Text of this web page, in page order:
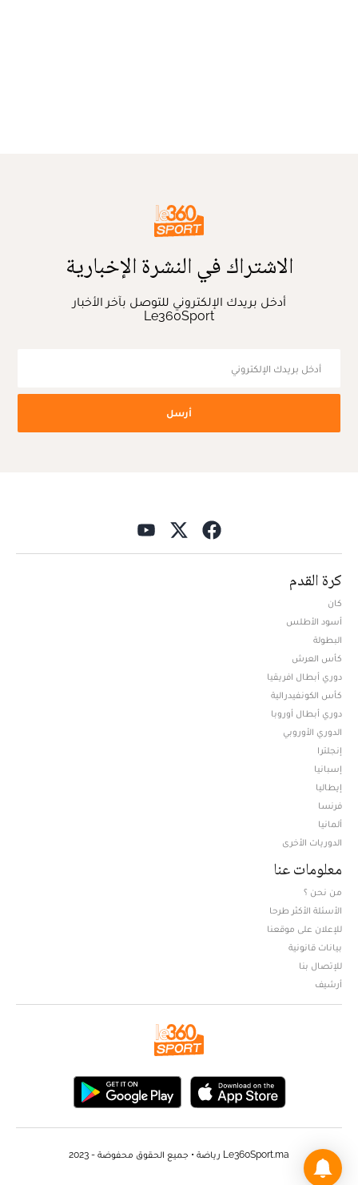
الاشتراك في النشرة الإخبارية
أدخل بريدك الإلكتروني للتوصل بآخر الأخبار
Le360Sport
أرسل
كرة القدم
كان
أسود الأطلس
البطولة
كأس العرش
دوري أبطال افريقيا
كأس الكونفيدرالية
دوري أبطال أوروبا
الدوري الأوروبي
إنجلترا
إسبانيا
إيطاليا
فرنسا
ألمانيا
الدوريات الأخرى
معلومات عنا
من نحن ؟
الأسئلة الأكثر طرحا
للإعلان على موقعنا
بيانات قانونية
للإتصال بنا
أرشيف
Le360Sport.ma رياضة • جميع الحقوق محفوضة - 2023